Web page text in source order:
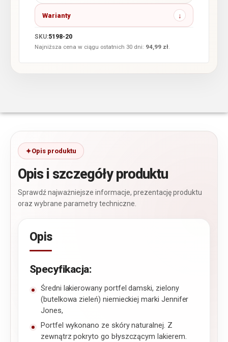
Warianty
SKU:5198-20
Najniższa cena w ciągu ostatnich 30 dni: 94,99 zł.
Opis produktu
Opis i szczegóły produktu
Sprawdź najważniejsze informacje, prezentację produktu
oraz wybrane parametry techniczne.
Opis
Specyfikacja:
Średni lakierowany portfel damski, zielony
(butelkowa zieleń) niemieckiej marki Jennifer
Jones,
Portfel wykonano ze skóry naturalnej. Z
zewnątrz pokryto go błyszczącym lakierem.